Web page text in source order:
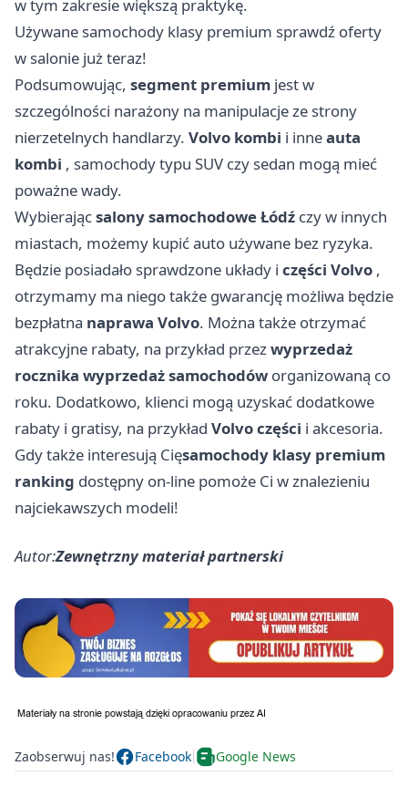
w tym zakresie większą praktykę.
Używane samochody klasy premium sprawdź oferty
w salonie już teraz!
Podsumowując, segment premium jest w
szczególności narażony na manipulacje ze strony
nierzetelnych handlarzy. Volvo kombi i inneauta
kombi , samochody typu SUV czy sedan mogą mieć
poważne wady.
Wybierającsalony samochodowe Łódź czy w innych
miastach, możemy kupić auto używane bez ryzyka.
Będzie posiadało sprawdzone układy i części Volvo ,
otrzymamy ma niego także gwarancję możliwa będzie
bezpłatna naprawa Volvo. Można także otrzymać
atrakcyjne rabaty, na przykład przezwyprzedaż
rocznika wyprzedaż samochodów organizowaną co
roku. Dodatkowo, klienci mogą uzyskać dodatkowe
rabaty i gratisy, na przykład Volvo części i akcesoria.
Gdy także interesują Cięsamochody klasy premium
ranking dostępny on-line pomoże Ci w znalezieniu
najciekawszych modeli!
Autor:Zewnętrzny materiał partnerski
Zaobserwuj nas! Facebook Google News